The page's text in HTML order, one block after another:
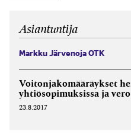
Asiantuntija
Markku Järvenoja OTK
Voitonjakomääräykset
yhtiösopimuksissa ja
23.8.2017